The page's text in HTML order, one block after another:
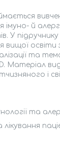
імуно- й
підручнику
освіти
та
Матеріал
і
та